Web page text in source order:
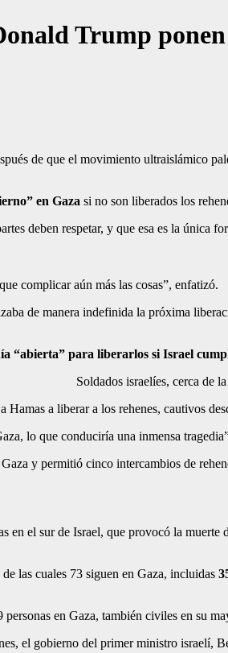
Trump
de que el movimiento ultraislámico
en Gaza si no son liberados los
deben respetar, y que esa es la
complicar aún más las cosas”, enfatizó.
de manera indefinida la próxima
“abierta” para liberarlos si Israel
Soldados israelíes, cerca de
a liberar a los rehenes, cautivos
lo que conduciría una inmensa
y permitió cinco intercambios de
en el sur de Israel, que provocó la
las cuales 73 siguen en Gaza, incluidas
en Gaza, también civiles en su
el gobierno del primer ministro israelí,